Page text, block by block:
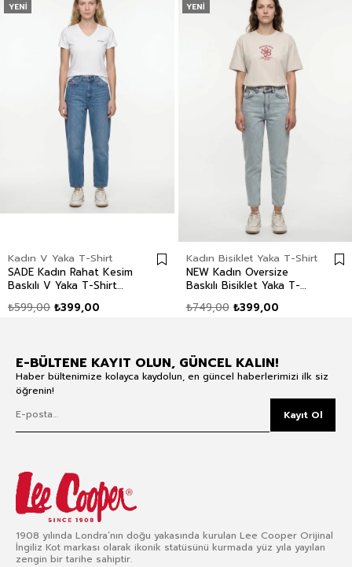
Kadın V Yaka T-Shirt
SADE Kadın Rahat Kesim
Baskılı V Yaka T-Shirt
₺399,00
₺599,00
YENI
Kadın Bisiklet Yaka T-Shirt
NEW Kadın Oversize
Baskılı Bisiklet Yaka T-
₺399,00
₺749,00
YENI
E-BÜLTENE KAYIT OLUN, GÜNCEL KALIN!
Haber bültenimize kolayca kaydolun, en güncel haberlerimizi ilk siz
öğrenin!
Kayıt Ol
1908 yılında Londra’nın doğu yakasında kurulan Lee Cooper Orijinal
İngiliz Kot markası olarak ikonik statüsünü kurmada yüz yıla yayılan
zengin bir tarihe sahiptir.